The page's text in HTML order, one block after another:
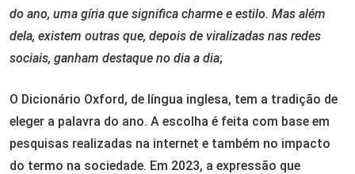
do ano, uma gíria que significa charme e estilo. Mas além
dela, existem outras que, depois de viralizadas nas redes
sociais, ganham destaque no dia a dia;
O Dicionário Oxford, de língua inglesa, tem a tradição de
eleger a palavra do ano. A escolha é feita com base em
pesquisas realizadas na internet e também no impacto
do termo na sociedade. Em 2023, a expressão que